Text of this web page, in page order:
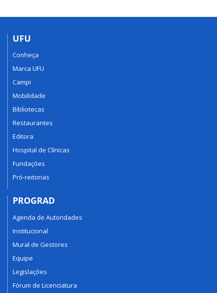
UFU
Conheça
Marca UFU
Campi
Mobilidade
Bibliotecas
Restaurantes
Editora
Hospital de Clínicas
Fundações
Pró-reitorias
PROGRAD
Agenda de Autoridades
Institucional
Mural de Gestores
Equipe
Legislações
Fórum de Licenciatura